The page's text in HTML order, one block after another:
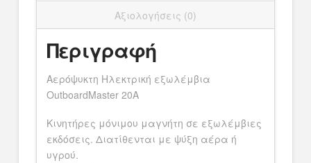
Αξιολογήσεις (0)
Περιγραφή
Αερόψυκτη Ηλεκτρική εξωλέμβια
OutboardMaster 20A
Κινητήρες μόνιμου μαγνήτη σε εξωλέμβιες
εκδόσεις. Διατίθενται με ψύξη αέρα ή
υγρού.